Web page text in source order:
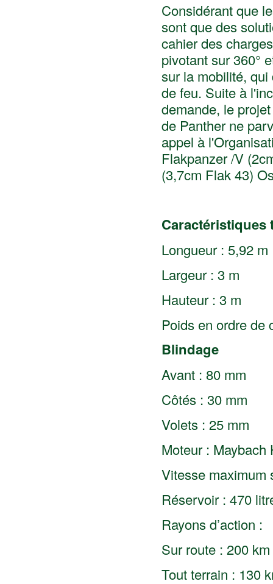
Considérant que
sont que des
cahier des
pivotant sur 360°
sur la mobilité,
de feu. Suite à
demande, le
de Panther ne
appel à
Flakpanzer /V
(3,7cm Flak 43)
Caractéristiques
Longueur : 5,92 m
Largeur : 3 m
Hauteur : 3 m
Poids en ordre de
Blindage
Avant : 80 mm
Côtés : 30 mm
Volets : 25 mm
Moteur : Maybach
Vitesse maximum
Réservoir : 470
Rayons d’action :
Sur route : 200 km
Tout terrain : 130